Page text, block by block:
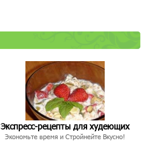
Экспресс-рецепты для худеющих
Экономьте время и Стройнейте Вкусно!